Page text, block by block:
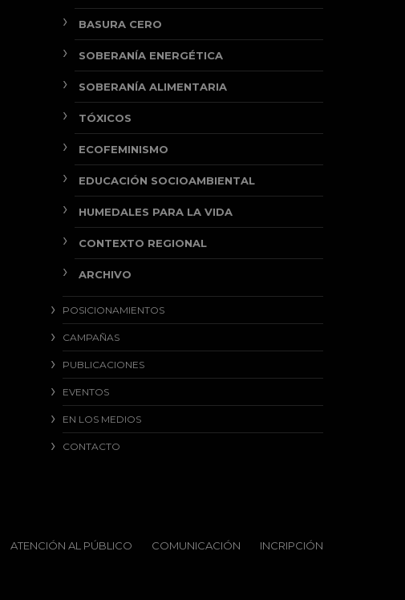
BASURA CERO
SOBERANÍA ENERGÉTICA
SOBERANÍA ALIMENTARIA
TÓXICOS
ECOFEMINISMO
EDUCACIÓN SOCIOAMBIENTAL
HUMEDALES PARA LA VIDA
CONTEXTO REGIONAL
ARCHIVO
POSICIONAMIENTOS
CAMPAÑAS
PUBLICACIONES
EVENTOS
EN LOS MEDIOS
CONTACTO
ATENCIÓN AL PÚBLICO COMUNICACIÓN INCRIPCIÓN